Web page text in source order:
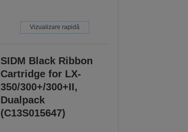
Vizualizare rapidă
SIDM Black Ribbon
Cartridge for LX-
350/300+/300+II,
Dualpack
(C13S015647)